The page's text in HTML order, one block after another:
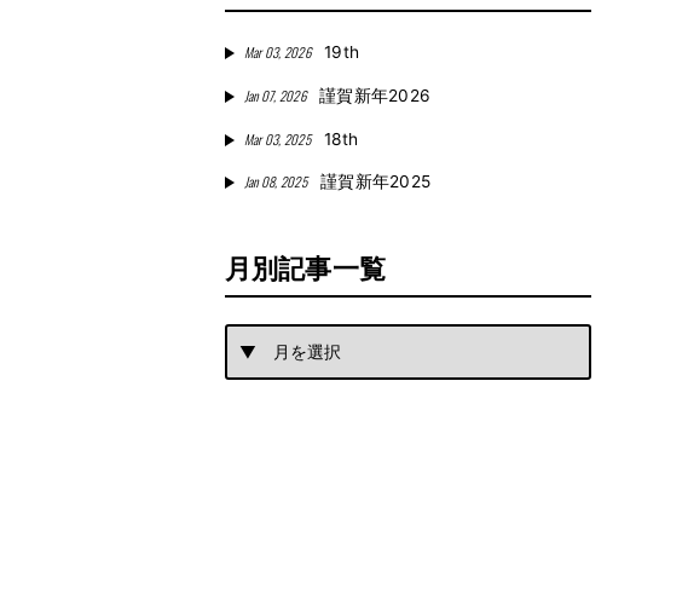
Mar 03, 2026 19th
Jan 07, 2026 謹賀新年2026
Mar 03, 2025 18th
Jan 08, 2025 謹賀新年2025
月別記事一覧